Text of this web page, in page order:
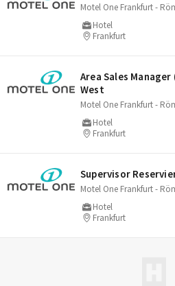
Motel One Frankfurt -
Hotel
Frankfurt
Area Sales
West
Motel One Frankfurt -
Hotel
Frankfurt
Supervisor
Motel One Frankfurt -
Hotel
Frankfurt